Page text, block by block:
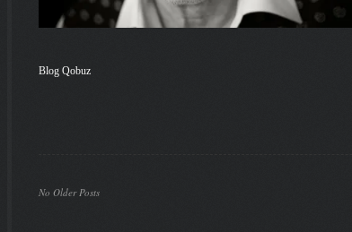
Blog Qobuz
No Older Posts